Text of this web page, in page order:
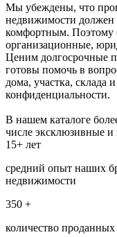
Мы убеждены, что
недвижимости
комфортным. Поэтому
организационные,
Ценим долгосрочные
готовы помочь в
дома, участка,
конфиденциальности.
В нашем каталоге
числе эксклюзивные и
15+ лет
средний опыт наших
недвижимости
350 +
количество проданных